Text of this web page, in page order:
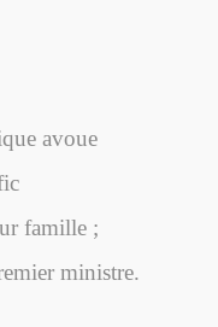
avoue
famille ;
ministre.